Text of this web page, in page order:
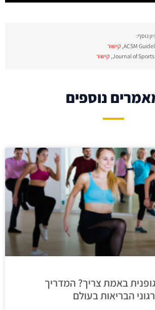
נוסף:
ACSM קישור
Journal of קישור
נוספים
באמת צריך? המדריך
הבריאות בעולם